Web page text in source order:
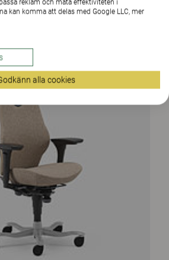
reklam och mäta effektiviteten i
kan komma att delas med Google LLC, mer
alla cookies